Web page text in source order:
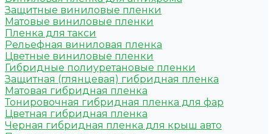
Защитные виниловые пленки
Матовые виниловые пленки
Пленка для такси
Рельефная виниловая пленка
Цветные виниловые пленки
Гибридные полиуретановые пленки
Защитная (глянцевая) гибридная пленка
Матовая гибридная пленка
Тонировочная гибридная пленка для фар
Цветная гибридная пленка
Черная гибридная пленка для крыш авто